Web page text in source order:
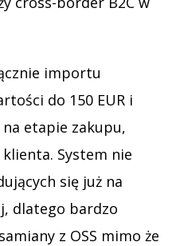
importu
do 150 EUR i
etapie zakupu,
System nie
się już na
dlatego bardzo
z OSS mimo że